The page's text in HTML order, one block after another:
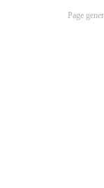
Page